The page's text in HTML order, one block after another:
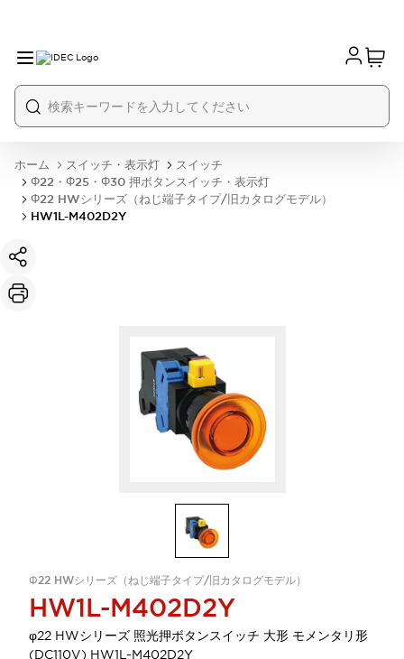
ホーム スイッチ・表示灯
スイッチ
Φ22・Φ25・Φ30 押ボタンスイッチ・表示灯
Φ22 HWシリーズ（ねじ端子タイプ/旧カタログモデル）
HW1L-M402D2Y
Φ22 HWシリーズ（ねじ端子タイプ/旧カタログモデル）
HW1L-M402D2Y
φ22 HWシリーズ 照光押ボタンスイッチ 大形 モメンタリ形
(DC110V) HW1L-M402D2Y